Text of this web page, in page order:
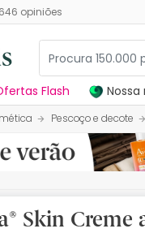
646 opiniões
Flash
Pescoço e decote
Skin Creme